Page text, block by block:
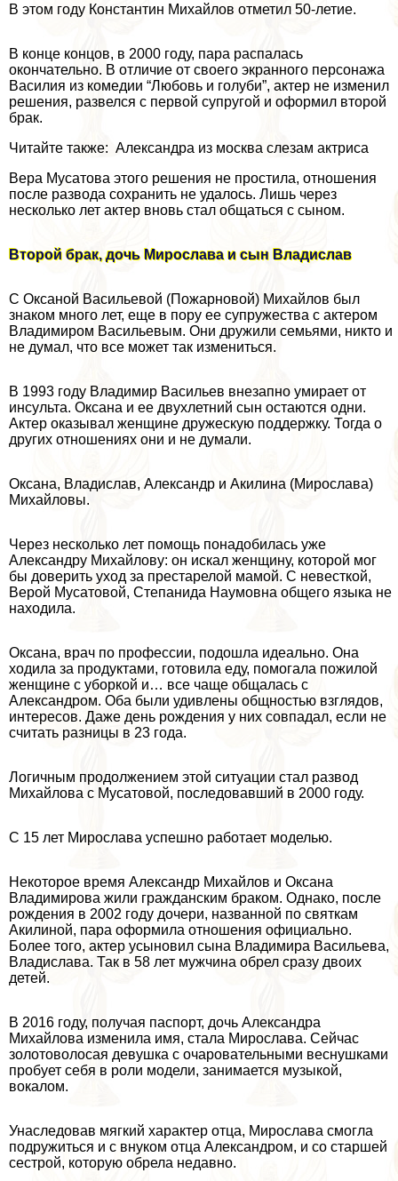
В этом году Константин Михайлов отметил 50-летие.
В конце концов, в 2000 году, пара распалась
окончательно. В отличие от своего экранного персонажа
Василия из комедии “Любовь и гoлyби”, актер не изменил
решения, развелся с первой супругой и оформил второй
бpaк.
Читайте также: Александра из москва слезам актриса
Вера Мусатова этого решения не простила, отношения
после развода сохранить не удалось. Лишь через
несколько лет актер вновь стал общаться с сыном.
Второй бpaк, дочь Мирослава и сын Владислав
С Оксаной Васильевой (Пожарновой) Михайлов был
знаком много лет, еще в пору ее супружества с актером
Владимиром Васильевым. Они дружили семьями, никто и
не думал, что все может так измениться.
В 1993 году Владимир Васильев внезапно умирает от
инсульта. Оксана и ее двухлетний сын остаются одни.
Актер оказывал женщине дружескую поддержку. Тогда о
других отношениях они и не думали.
Оксана, Владислав, Александр и Акилина (Мирослава)
Михайловы.
Через несколько лет помощь понадобилась уже
Александру Михайлову: он искал женщину, которой мог
бы доверить уход за престарелой мамой. С невесткой,
Верой Мусатовой, Степанида Наумовна общего языка не
находила.
Оксана, врач по профессии, подошла идеально. Она
ходила за продуктами, готовила еду, помогала пожилой
женщине с уборкой и… все чаще общалась с
Александром. Оба были удивлены общностью взглядов,
интересов. Даже день рождения у них совпадал, если не
считать разницы в 23 года.
Логичным продолжением этой ситуации стал развод
Михайлова с Мусатовой, последовавший в 2000 году.
С 15 лет Мирослава успешно работает моделью.
Некоторое время Александр Михайлов и Оксана
Владимирова жили гражданским бpaком. Однако, после
рождения в 2002 году дочери, названной по святкам
Акилиной, пара оформила отношения официально.
Более того, актер усыновил сына Владимира Васильева,
Владислава. Так в 58 лет мужчина обрел сразу двоих
детей.
В 2016 году, получая паспорт, дочь Александра
Михайлова изменила имя, стала Мирослава. Сейчас
золотоволосая дeвyшка с очаровательными веснушками
пробует себя в роли модели, занимается музыкой,
вокалом.
Унаследовав мягкий хаpaктер отца, Мирослава смогла
подружиться и с внуком отца Александром, и со старшей
сестрой, которую обрела недавно.